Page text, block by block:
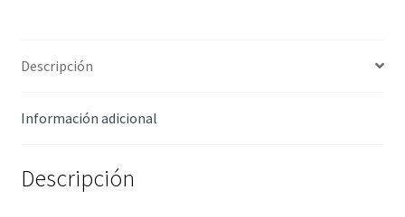
Descripción
Información adicional
Descripción